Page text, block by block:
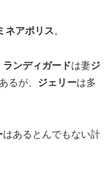
ネアポリス。
ランディガードは妻ジ
るが、 ジェリーは多
はあるとんでもない計